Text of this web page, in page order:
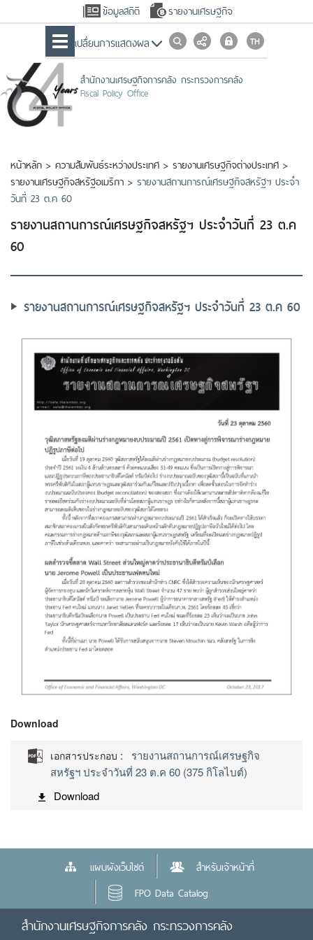
ข้อมูลสถิติ รายงานเศรษฐกิจ
เปลื่ยนการแสดงผล
สำนักงานเศรษฐกิจการคลัง กระทรวงการคลัง
Fiscal Policy Office
หน้าหลัก > ความสัมพันธ์ระหว่างประเทศ > รายงานเศรษฐกิจต่างประเทศ >
รายงานเศรษฐกิจสหรัฐอเมริกา > รายงานสถานการณ์เศรษฐกิจสหรัฐฯ ประจำ
วันที่ 23 ต.ค 60
รายงานสถานการณ์เศรษฐกิจสหรัฐฯ ประจำวันที่ 23 ต.ค
60
รายงานสถานการณ์เศรษฐกิจสหรัฐฯ ประจำวันที่ 23 ต.ค 60
Download
เอกสารประกอบ :
รายงานสถานการณ์เศรษฐกิจ
สหรัฐฯ ประจำวันที่ 23 ต.ค 60 (375 กิโลไบต์)
Download
แผนผังเว็บไซต์
สำหรับเจ้าหน้าที่
FPO Data Catalog
สำนักงานเศรษฐกิจการคลัง กระทรวงการคลัง